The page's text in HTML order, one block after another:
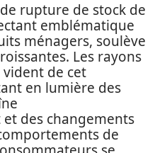
rupture de stock de
emblématique
ménagers, soulève
Les rayons
vident de cet
en lumière des
des changements
de